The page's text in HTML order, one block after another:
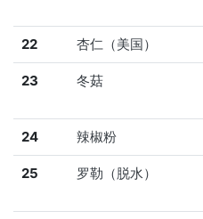
22 杏仁（美国）
23 冬菇
24 辣椒粉
25 罗勒（脱水）